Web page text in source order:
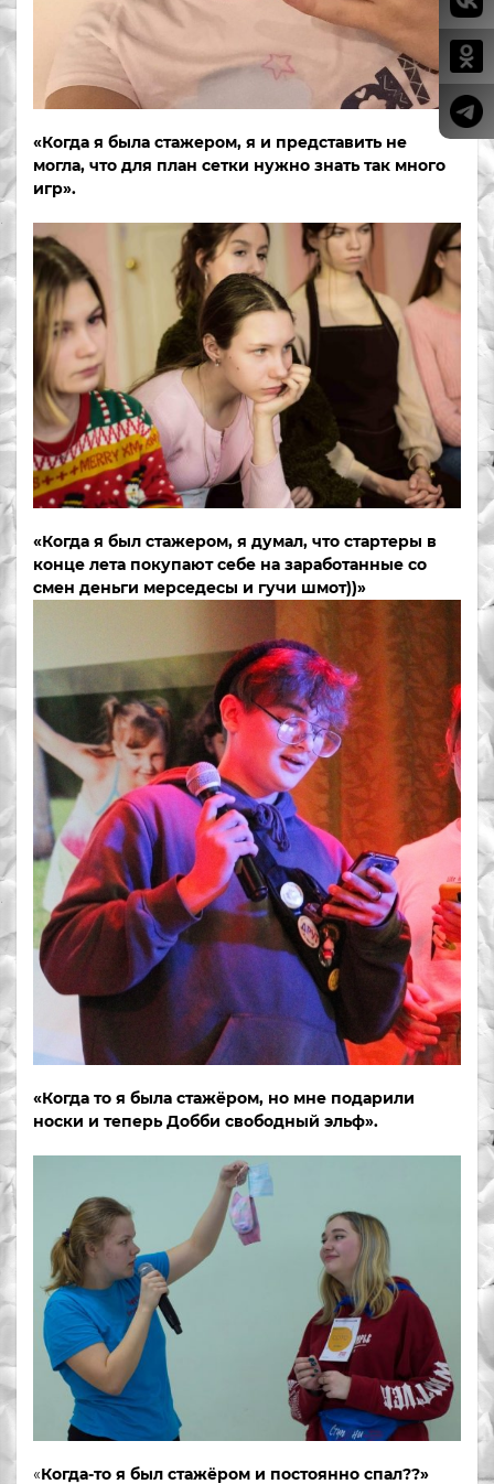
«Когда я была стажером, я и представить не
могла, что для план сетки нужно знать так много
игр».
«Когда я был стажером, я думал, что стартеры в
конце лета покупают себе на заработанные со
смен деньги мерседесы и гучи шмот))»
«Когда то я была стажёром, но мне подарили
носки и теперь Добби свободный эльф».
«Когда-то я был стажёром и постоянно спал??»